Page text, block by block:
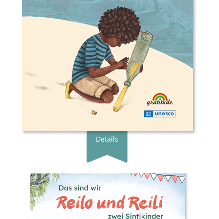
Verlag:
Gratitude Verlag
Genre:Bilderbuch
978-3-98920-020-3
22.00 €
Erscheingsdatum:11.03.26
zum Shop
Details
Shlica Weiß